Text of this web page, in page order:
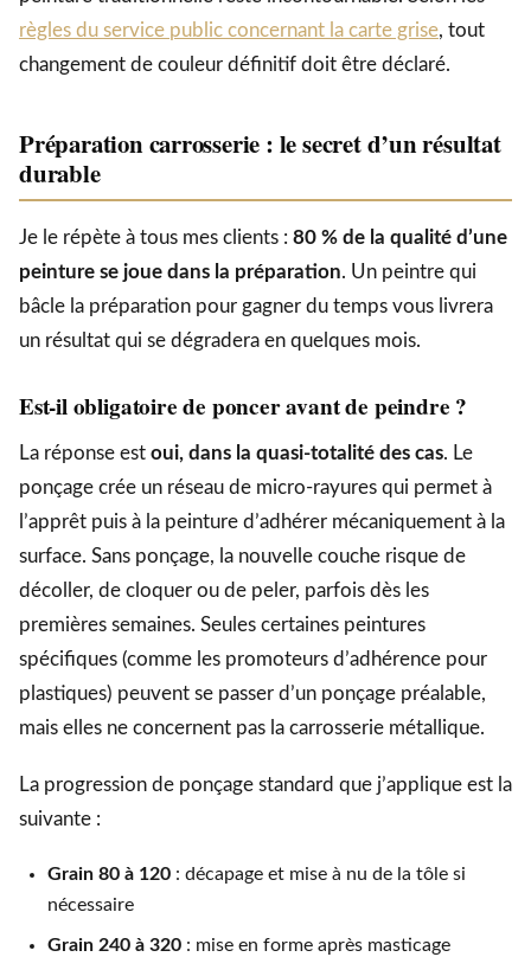
règles du service public concernant la carte grise, tout
changement de couleur définitif doit être déclaré.
Préparation carrosserie : le secret d’un résultat
durable
Je le répète à tous mes clients : 80 % de la qualité d’une
peinture se joue dans la préparation. Un peintre qui
bâcle la préparation pour gagner du temps vous livrera
un résultat qui se dégradera en quelques mois.
Est-il obligatoire de poncer avant de peindre ?
La réponse est oui, dans la quasi-totalité des cas. Le
ponçage crée un réseau de micro-rayures qui permet à
l’apprêt puis à la peinture d’adhérer mécaniquement à la
surface. Sans ponçage, la nouvelle couche risque de
décoller, de cloquer ou de peler, parfois dès les
premières semaines. Seules certaines peintures
spécifiques (comme les promoteurs d’adhérence pour
plastiques) peuvent se passer d’un ponçage préalable,
mais elles ne concernent pas la carrosserie métallique.
La progression de ponçage standard que j’applique est la
suivante :
Grain 80 à 120 : décapage et mise à nu de la tôle si
nécessaire
Grain 240 à 320 : mise en forme après masticage